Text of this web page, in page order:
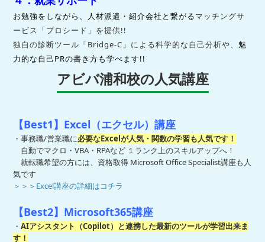
お勉強をしながら、人材派遣・紹介会社と繋がるマッチングサ
ービス 「プロシード」を提供!!
独自の診断ツール「Bridge-C」による科学的な自己分析や、 魅
力的な自己PRの書き方も学べます!!
アビバ浦和校の人気講座
【Best1】Excel（エクセル）講座
・事務職/営業職に必要なExcelが人気・関数の学習も人気です！
自動でマクロ・VBA・RPAなど １ランク上のスキルアップへ！
就転職希望の方には、資格取得 Microsoft Office Specialist講座も人
気です
＞＞＞Excel講座の詳細はコチラ
【Best2】Microsoft365講座
・AIアシスタント（Copilot）と連携した最新のツールが学習出来ま
す！